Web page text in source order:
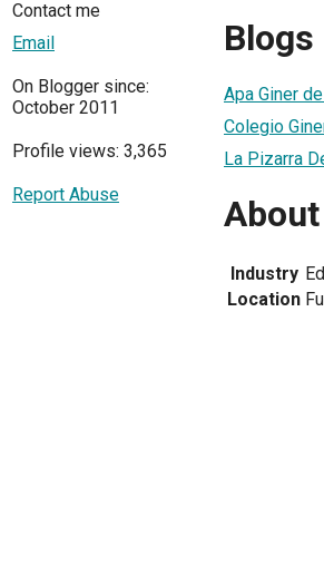
Contact me
Email
On Blogger since:
October 2011
Profile views: 3,365
Report Abuse
Apa Giner
Colegio
La Pizarra
Industry
Location